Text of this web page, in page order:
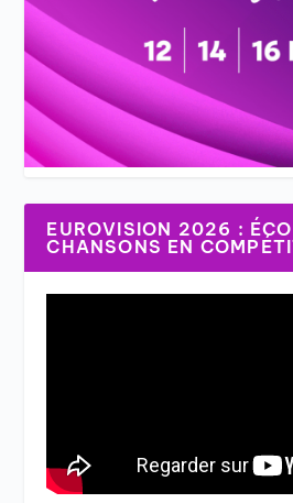
EUROVISION 2026 :
CHANSONS EN